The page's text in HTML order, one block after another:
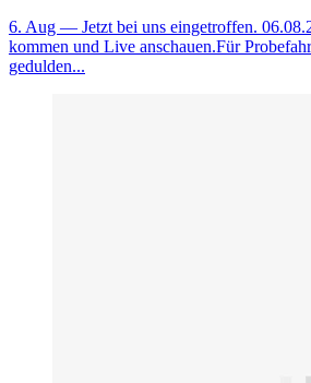
6. Aug — Jetzt bei uns eingetroffen.
kommen und Live anschauen.Für
gedulden...